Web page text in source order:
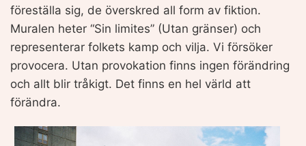
föreställa sig, de överskred all form av fiktion.
Muralen heter “Sin limites” (Utan gränser) och
representerar folkets kamp och vilja. Vi försöker
provocera. Utan provokation finns ingen förändring
och allt blir tråkigt. Det finns en hel värld att
förändra.